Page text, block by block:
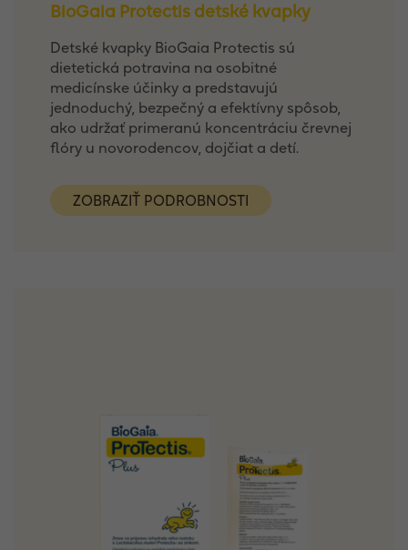
BioGaia Protectis detské kvapky
Detské kvapky BioGaia Protectis sú
dietetická potravina na osobitné
medicínske účinky a predstavujú
jednoduchý, bezpečný a efektívny spôsob,
ako udržať primeranú koncentráciu črevnej
flóry u novorodencov, dojčiat a detí.
ZOBRAZIŤ PODROBNOSTI